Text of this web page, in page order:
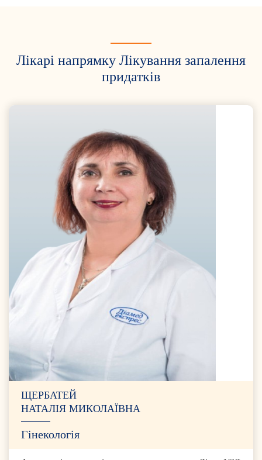
Лікарі напрямку Лікування запалення
придатків
ЩЕРБАТЕЙ
НАТАЛІЯ МИКОЛАЇВНА
Гінекологія